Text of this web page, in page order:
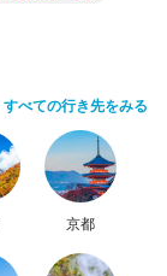
すべての行き先をみる
京都